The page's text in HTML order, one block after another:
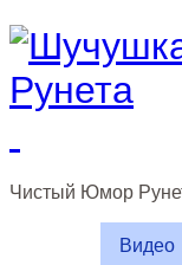
Чистый Юмор
Видео